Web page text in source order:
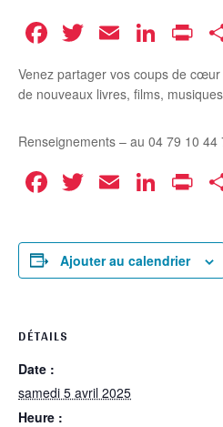
Facebook
Twitter
Email
Venez partager vos coups de
de nouveaux livres, films,
Renseignements – au 04 79 10 44
Facebook
Twitter
Email
Ajouter au calendrier
DÉTAILS
Date :
samedi 5 avril 2025
Heure :